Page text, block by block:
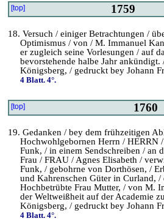
[top] 1759
18. Versuch / einiger Betrachtungen /
Optimismus / von / M. Immanuel
er zugleich seine Vorlesungen / auf
bevorstehende halbe Jahr
Königsberg, / gedruckt bey Johann
4 Blatt. 4°.
[top] 1760
19. Gedanken / bey dem frühzeitigen
Hochwohlgebornen Herrn / HERRN
Funk, / in einem Sendschreiben / an
Frau / FRAU / Agnes Elisabeth /
Funk, / gebohrne von Dorthösen, /
und Kahrenschen Güter in Curland, /
Hochbetrübte Frau Mutter, / von M.
der Weltweißheit auf der Academie
Königsberg, / gedruckt bey Johann
4 Blatt. 4°.